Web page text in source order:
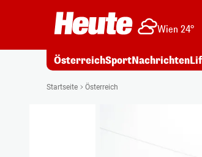
Wien 24°
ÖsterreichSportNachrichten
Startseite Österreich